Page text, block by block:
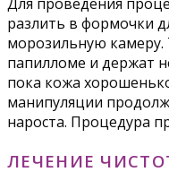
разлить в формочки
морозильную
папилломе и держат
пока кожа
манипуляции
нароста. Процедура
ЛЕЧЕНИЕ